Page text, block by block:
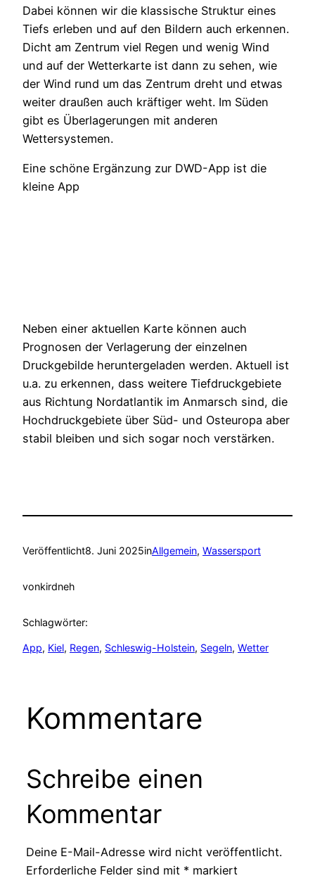
Dabei können wir die klassische Struktur eines
Tiefs erleben und auf den Bildern auch erkennen.
Dicht am Zentrum viel Regen und wenig Wind
und auf der Wetterkarte ist dann zu sehen, wie
der Wind rund um das Zentrum dreht und etwas
weiter draußen auch kräftiger weht. Im Süden
gibt es Überlagerungen mit anderen
Wettersystemen.
Eine schöne Ergänzung zur DWD-App ist die
kleine App
Neben einer aktuellen Karte können auch
Prognosen der Verlagerung der einzelnen
Druckgebilde heruntergeladen werden. Aktuell ist
u.a. zu erkennen, dass weitere Tiefdruckgebiete
aus Richtung Nordatlantik im Anmarsch sind, die
Hochdruckgebiete über Süd- und Osteuropa aber
stabil bleiben und sich sogar noch verstärken.
Veröffentlicht8. Juni 2025inAllgemein, Wassersport
vonkirdneh
Schlagwörter:
App, Kiel, Regen, Schleswig-Holstein, Segeln, Wetter
Kommentare
Schreibe einen
Kommentar
Deine E-Mail-Adresse wird nicht veröffentlicht.
Erforderliche Felder sind mit * markiert